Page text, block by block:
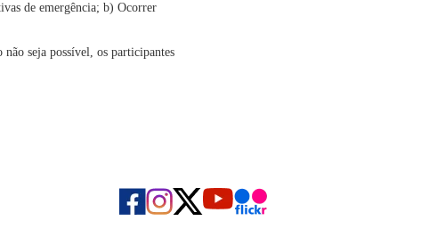
de emergência; b) Ocorrer
não seja possível, os participantes